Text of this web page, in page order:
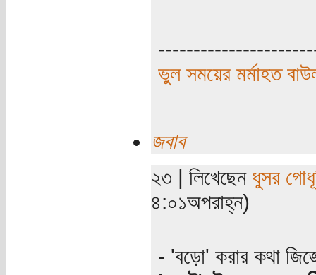
ভুল সময়ের মর্মাহত
জবাব
২৩ | লিখেছেন ধুসর
৪:০১অপরাহ্ন)
- 'বড়ো' করার কথা